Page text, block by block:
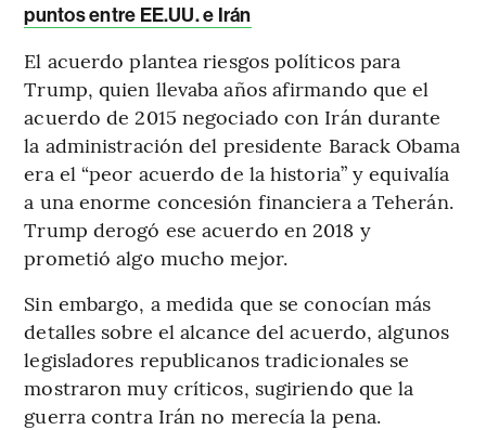
puntos entre EE.UU. e Irán
El acuerdo plantea riesgos políticos para
Trump, quien llevaba años afirmando que el
acuerdo de 2015 negociado con Irán durante
la administración del presidente Barack Obama
era el “peor acuerdo de la historia” y equivalía
a una enorme concesión financiera a Teherán.
Trump derogó ese acuerdo en 2018 y
prometió algo mucho mejor.
Sin embargo, a medida que se conocían más
detalles sobre el alcance del acuerdo, algunos
legisladores republicanos tradicionales se
mostraron muy críticos, sugiriendo que la
guerra contra Irán no merecía la pena.